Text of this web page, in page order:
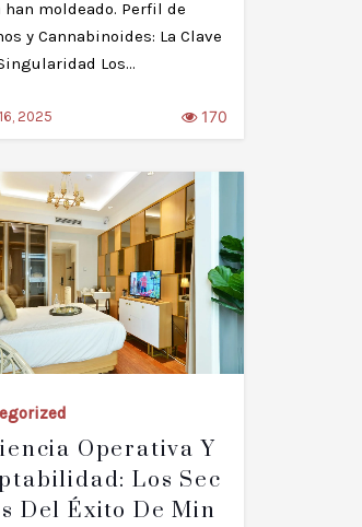
han moldeado. Perfil de
y Cannabinoides: La Clave
Los…
2025 170
Operativa Y
Los Sec
Del Éxito De Min